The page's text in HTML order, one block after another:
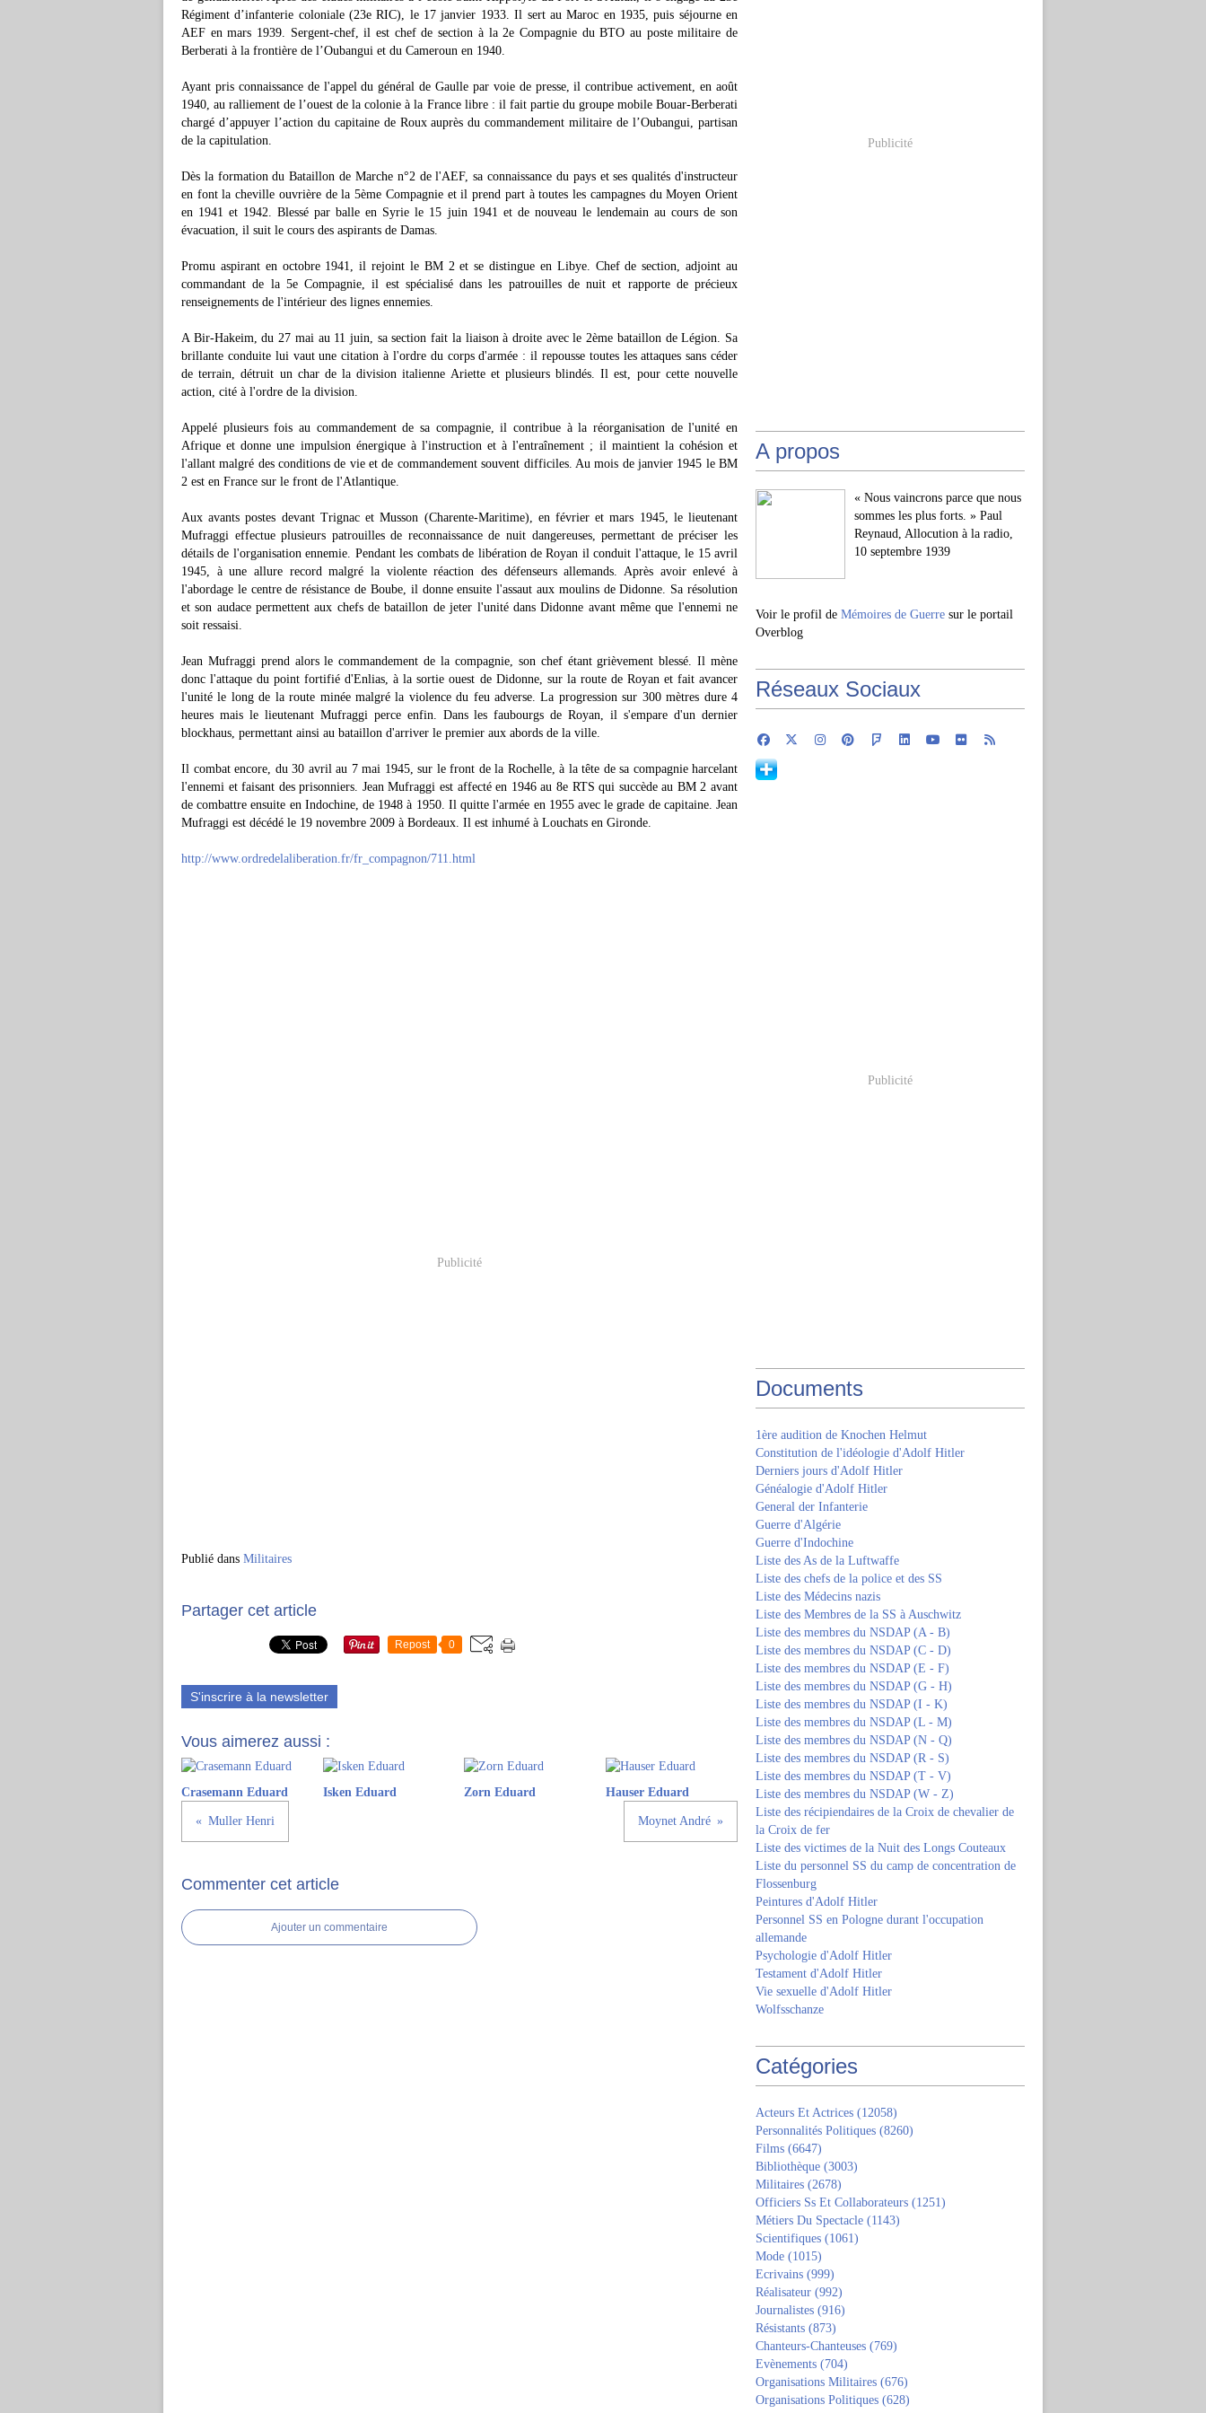
Régiment d’infanterie coloniale (23e RIC), le 17 janvier 1933. Il sert au Maroc en 1935, puis séjourne en
AEF en mars 1939. Sergent-chef, il est chef de section à la 2e Compagnie du BTO au poste militaire de
Berberati à la frontière de l’Oubangui et du Cameroun en 1940.
Ayant pris connaissance de l'appel du général de Gaulle par voie de presse, il contribue activement, en août
1940, au ralliement de l’ouest de la colonie à la France libre : il fait partie du groupe mobile Bouar-Berberati
chargé d’appuyer l’action du capitaine de Roux auprès du commandement militaire de l’Oubangui, partisan
de la capitulation.
Dès la formation du Bataillon de Marche n°2 de l'AEF, sa connaissance du pays et ses qualités d'instructeur
en font la cheville ouvrière de la 5ème Compagnie et il prend part à toutes les campagnes du Moyen Orient
en 1941 et 1942. Blessé par balle en Syrie le 15 juin 1941 et de nouveau le lendemain au cours de son
évacuation, il suit le cours des aspirants de Damas.
Promu aspirant en octobre 1941, il rejoint le BM 2 et se distingue en Libye. Chef de section, adjoint au
commandant de la 5e Compagnie, il est spécialisé dans les patrouilles de nuit et rapporte de précieux
renseignements de l'intérieur des lignes ennemies.
A Bir-Hakeim, du 27 mai au 11 juin, sa section fait la liaison à droite avec le 2ème bataillon de Légion. Sa
brillante conduite lui vaut une citation à l'ordre du corps d'armée : il repousse toutes les attaques sans céder
de terrain, détruit un char de la division italienne Ariette et plusieurs blindés. Il est, pour cette nouvelle
action, cité à l'ordre de la division.
Appelé plusieurs fois au commandement de sa compagnie, il contribue à la réorganisation de l'unité en
Afrique et donne une impulsion énergique à l'instruction et à l'entraînement ; il maintient la cohésion et
l'allant malgré des conditions de vie et de commandement souvent difficiles. Au mois de janvier 1945 le BM
2 est en France sur le front de l'Atlantique.
Aux avants postes devant Trignac et Musson (Charente-Maritime), en février et mars 1945, le lieutenant
Mufraggi effectue plusieurs patrouilles de reconnaissance de nuit dangereuses, permettant de préciser les
détails de l'organisation ennemie. Pendant les combats de libération de Royan il conduit l'attaque, le 15 avril
1945, à une allure record malgré la violente réaction des défenseurs allemands. Après avoir enlevé à
l'abordage le centre de résistance de Boube, il donne ensuite l'assaut aux moulins de Didonne. Sa résolution
et son audace permettent aux chefs de bataillon de jeter l'unité dans Didonne avant même que l'ennemi ne
soit ressaisi.
Jean Mufraggi prend alors le commandement de la compagnie, son chef étant grièvement blessé. Il mène
donc l'attaque du point fortifié d'Enlias, à la sortie ouest de Didonne, sur la route de Royan et fait avancer
l'unité le long de la route minée malgré la violence du feu adverse. La progression sur 300 mètres dure 4
heures mais le lieutenant Mufraggi perce enfin. Dans les faubourgs de Royan, il s'empare d'un dernier
blockhaus, permettant ainsi au bataillon d'arriver le premier aux abords de la ville.
Il combat encore, du 30 avril au 7 mai 1945, sur le front de la Rochelle, à la tête de sa compagnie harcelant
l'ennemi et faisant des prisonniers. Jean Mufraggi est affecté en 1946 au 8e RTS qui succède au BM 2 avant
de combattre ensuite en Indochine, de 1948 à 1950. Il quitte l'armée en 1955 avec le grade de capitaine. Jean
Mufraggi est décédé le 19 novembre 2009 à Bordeaux. Il est inhumé à Louchats en Gironde.
http://www.ordredelaliberation.fr/fr_compagnon/711.html
Publicité
Publié dans Militaires
Partager cet article
Repost 0
S'inscrire à la newsletter
Vous aimerez aussi :
Crasemann Eduard Isken Eduard Zorn Eduard Hauser Eduard
Muller Henri Moynet André
Commenter cet article
Ajouter un commentaire
Publicité
A propos
« Nous vaincrons parce que nous
sommes les plus forts. » Paul
Reynaud, Allocution à la radio,
10 septembre 1939
Voir le profil de Mémoires de Guerre sur le portail
Overblog
Réseaux Sociaux
Publicité
Documents
1ère audition de Knochen Helmut
Constitution de l'idéologie d'Adolf Hitler
Derniers jours d'Adolf Hitler
Généalogie d'Adolf Hitler
General der Infanterie
Guerre d'Algérie
Guerre d'Indochine
Liste des As de la Luftwaffe
Liste des chefs de la police et des SS
Liste des Médecins nazis
Liste des Membres de la SS à Auschwitz
Liste des membres du NSDAP (A - B)
Liste des membres du NSDAP (C - D)
Liste des membres du NSDAP (E - F)
Liste des membres du NSDAP (G - H)
Liste des membres du NSDAP (I - K)
Liste des membres du NSDAP (L - M)
Liste des membres du NSDAP (N - Q)
Liste des membres du NSDAP (R - S)
Liste des membres du NSDAP (T - V)
Liste des membres du NSDAP (W - Z)
Liste des récipiendaires de la Croix de chevalier de
la Croix de fer
Liste des victimes de la Nuit des Longs Couteaux
Liste du personnel SS du camp de concentration de
Flossenburg
Peintures d'Adolf Hitler
Personnel SS en Pologne durant l'occupation
allemande
Psychologie d'Adolf Hitler
Testament d'Adolf Hitler
Vie sexuelle d'Adolf Hitler
Wolfsschanze
Catégories
Acteurs Et Actrices (12058)
Personnalités Politiques (8260)
Films (6647)
Bibliothèque (3003)
Militaires (2678)
Officiers Ss Et Collaborateurs (1251)
Métiers Du Spectacle (1143)
Scientifiques (1061)
Mode (1015)
Ecrivains (999)
Réalisateur (992)
Journalistes (916)
Résistants (873)
Chanteurs-Chanteuses (769)
Evènements (704)
Organisations Militaires (676)
Organisations Politiques (628)